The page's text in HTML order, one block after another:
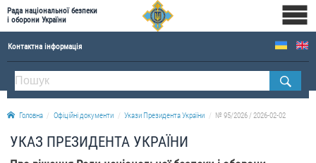
Рада національної безпеки
і оборони України
Контактна інформація
ПРО РНБОУ
Склад Ради національної безпеки і оборони України
Апарат Ради національної безпеки і оборони України
Правова основа діяльності Ради національної безпеки і оборони України
Головна Офіційні документи Укази Президента України № 95/2026 / 2026-02-02
УКАЗ ПРЕЗИДЕНТА УКРАЇНИ